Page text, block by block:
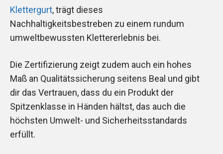
Klettergurt, trägt dieses
Nachhaltigkeitsbestreben zu einem rundum
umweltbewussten Klettererlebnis bei.
Die Zertifizierung zeigt zudem auch ein hohes
Maß an Qualitätssicherung seitens Beal und gibt
dir das Vertrauen, dass du ein Produkt der
Spitzenklasse in Händen hältst, das auch die
höchsten Umwelt- und Sicherheitsstandards
erfüllt.